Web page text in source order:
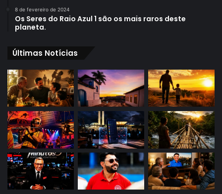
8 de fevereiro de 2024
Os Seres do Raio Azul 1 são os mais raros deste
planeta.
Últimas Notícias